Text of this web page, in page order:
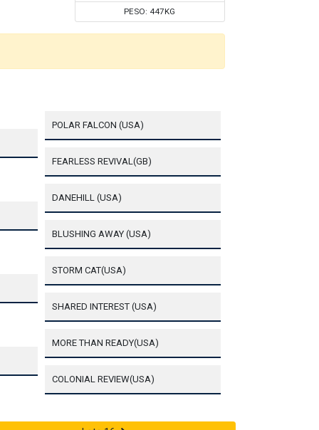
PESO: 447KG
POLAR FALCON (USA)
FEARLESS REVIVAL(GB)
DANEHILL (USA)
BLUSHING AWAY (USA)
STORM CAT(USA)
SHARED INTEREST (USA)
MORE THAN READY(USA)
COLONIAL REVIEW(USA)